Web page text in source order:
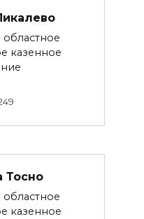
казенное
Тосно
казенное